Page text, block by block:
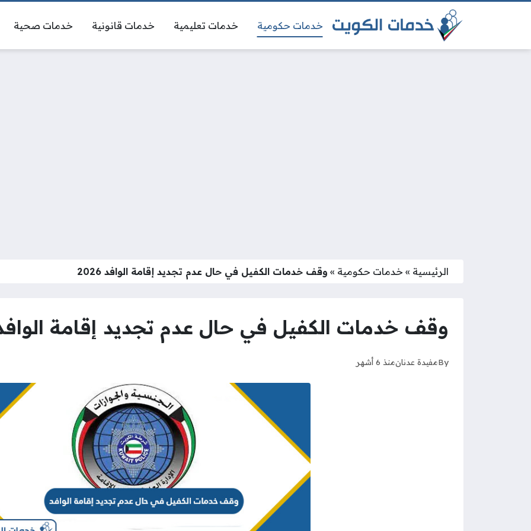
خدمات حكومية خدمات تعليمية خدمات قانونية خدمات صحية
الرئيسية » خدمات حكومية » وقف خدمات الكفيل في حال عدم تجديد إقامة الوافد 2026
وقف خدمات الكفيل في حال عدم تجديد إقامة الوافد
Byمفيدة عدنانمنذ 6 أشهر